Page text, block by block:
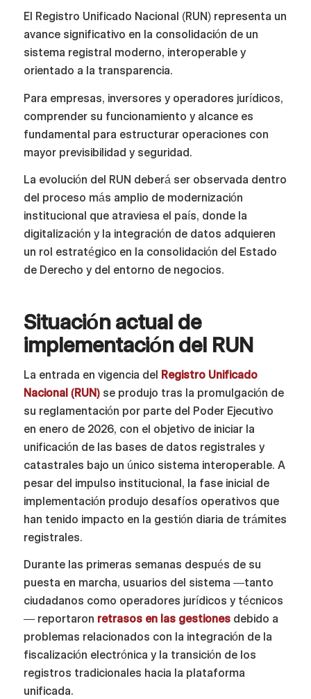
El Registro Unificado Nacional (RUN) representa un
avance significativo en la consolidación de un
sistema registral moderno, interoperable y
orientado a la transparencia.
Para empresas, inversores y operadores jurídicos,
comprender su funcionamiento y alcance es
fundamental para estructurar operaciones con
mayor previsibilidad y seguridad.
La evolución del RUN deberá ser observada dentro
del proceso más amplio de modernización
institucional que atraviesa el país, donde la
digitalización y la integración de datos adquieren
un rol estratégico en la consolidación del Estado
de Derecho y del entorno de negocios.
Situación actual de
implementación del RUN
La entrada en vigencia del Registro Unificado
Nacional (RUN)se produjo tras la promulgación de
su reglamentación por parte del Poder Ejecutivo
en enero de 2026, con el objetivo de iniciar la
unificación de las bases de datos registrales y
catastrales bajo un único sistema interoperable. A
pesar del impulso institucional, la fase inicial de
implementación produjo desafíos operativos que
han tenido impacto en la gestión diaria de trámites
registrales.
Durante las primeras semanas después de su
puesta en marcha, usuarios del sistema —tanto
ciudadanos como operadores jurídicos y técnicos
— reportaron retrasos en las gestionesdebido a
problemas relacionados con la integración de la
fiscalización electrónica y la transición de los
registros tradicionales hacia la plataforma
unificada.